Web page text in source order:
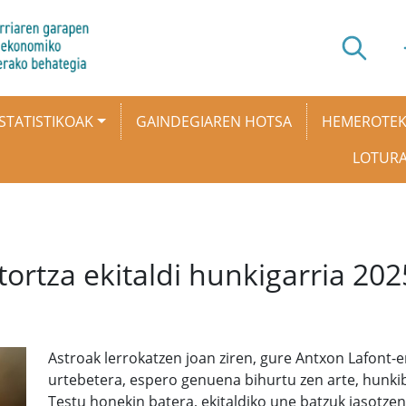
GAINDEGIAREN HOTSA
ekitaldi hunkigarria
Astroak lerrokatzen joan ziren, gure Antxon Lafont-
urtebetera, espero genuena bihurtu zen arte,
Testu honekin batera, ekitaldiko une batzuk